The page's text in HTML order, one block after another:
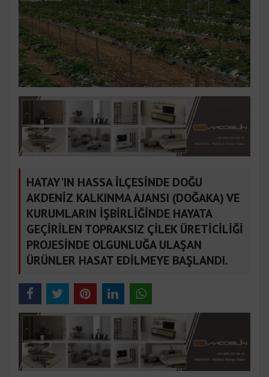
HATAY'IN HASSA İLÇESİNDE DOĞU
AKDENİZ KALKINMA AJANSI (DOĞAKA) VE
KURUMLARIN İŞBİRLİĞİNDE HAYATA
GEÇİRİLEN TOPRAKSIZ ÇİLEK ÜRETİCİLİĞİ
PROJESİNDE OLGUNLUĞA ULAŞAN
ÜRÜNLER HASAT EDİLMEYE BAŞLANDI.